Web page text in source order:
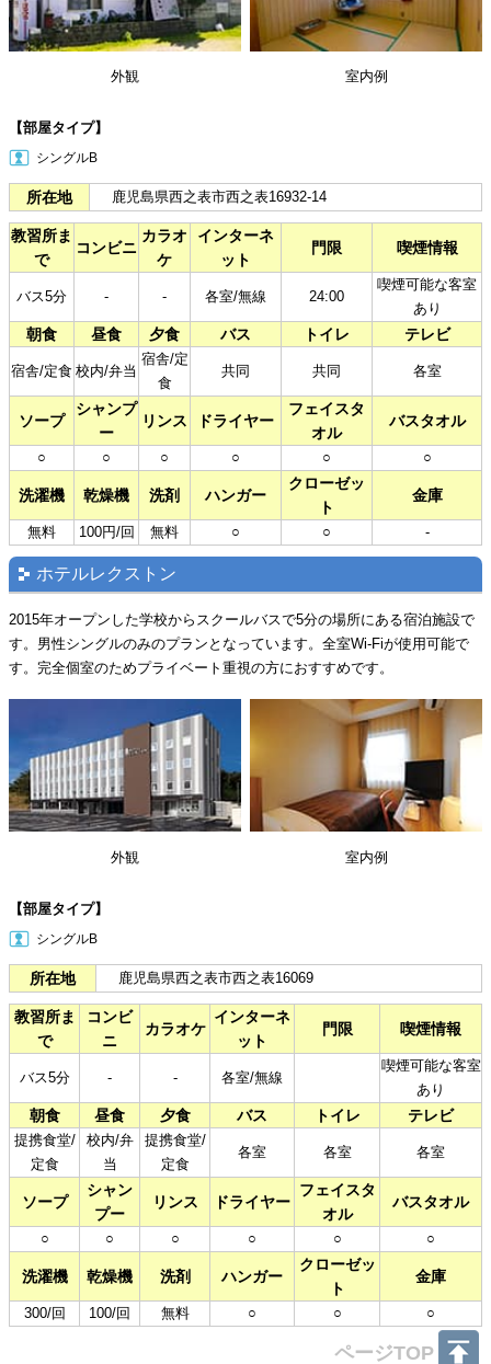
外観 室内例
【部屋タイプ】
シングルB
所在地 鹿児島県西之表市西之表16932-14
教習所ま
で
コンビニ
カラオ
ケ
インターネ
ット
門限 喫煙情報
バス5分 - - 各室/無線 24:00
喫煙可能な客室
あり
朝食 昼食 夕食 バス トイレ テレビ
宿舎/定食 校内/弁当
宿舎/定
食
共同 共同 各室
ソープ
シャンプ
ー
リンス ドライヤー
フェイスタ
オル
バスタオル
○ ○ ○ ○ ○ ○
洗濯機 乾燥機 洗剤 ハンガー
クローゼッ
ト
金庫
無料 100円/回 無料 ○ ○ -
ホテルレクストン
2015年オープンした学校からスクールバスで5分の場所にある宿泊施設で
す。男性シングルのみのプランとなっています。全室Wi-Fiが使用可能で
す。完全個室のためプライベート重視の方におすすめです。
外観 室内例
【部屋タイプ】
シングルB
所在地 鹿児島県西之表市西之表16069
教習所ま
で
コンビ
ニ
カラオケ
インターネ
ット
門限 喫煙情報
バス5分 - - 各室/無線
喫煙可能な客室
あり
朝食 昼食 夕食 バス トイレ テレビ
提携食堂/
定食
校内/弁
当
提携食堂/
定食
各室 各室 各室
ソープ
シャン
プー
リンス ドライヤー
フェイスタ
オル
バスタオル
○ ○ ○ ○ ○ ○
洗濯機 乾燥機 洗剤 ハンガー
クローゼッ
ト
金庫
300/回 100/回 無料 ○ ○ ○
ページTOP